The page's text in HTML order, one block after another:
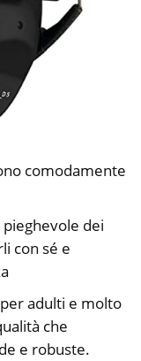
comodamente
pieghevole dei
con sé e
per adulti e molto
che
e robuste.